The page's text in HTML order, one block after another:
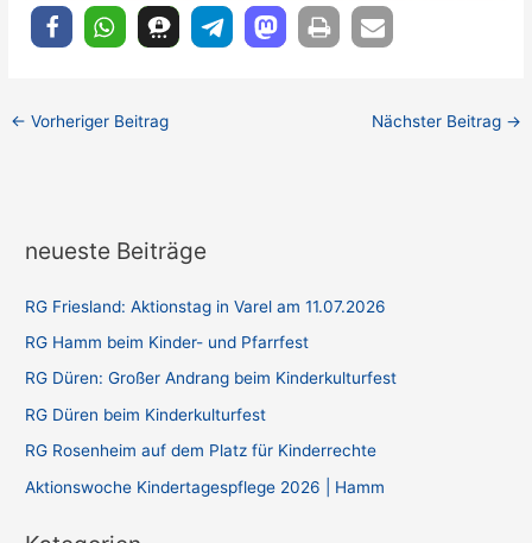
← Vorheriger Beitrag Nächster Beitrag →
neueste Beiträge
RG Friesland: Aktionstag in Varel am 11.07.2026
RG Hamm beim Kinder- und Pfarrfest
RG Düren: Großer Andrang beim Kinderkulturfest
RG Düren beim Kinderkulturfest
RG Rosenheim auf dem Platz für Kinderrechte
Aktionswoche Kindertagespflege 2026 | Hamm